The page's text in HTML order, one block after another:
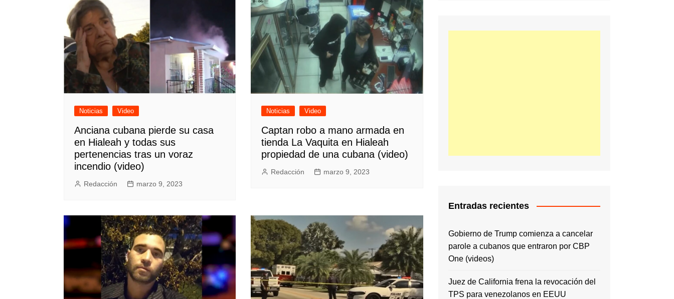
Noticias Video
Anciana cubana pierde su casa
en Hialeah y todas sus
pertenencias tras un voraz
incendio (video)
Redacción marzo 9, 2023
Noticias Video
Captan robo a mano armada en
tienda La Vaquita en Hialeah
propiedad de una cubana (video)
Redacción marzo 9, 2023
Entradas recientes
Gobierno de Trump comienza a cancelar
parole a cubanos que entraron por CBP
One (videos)
Juez de California frena la revocación del
TPS para venezolanos en EEUU